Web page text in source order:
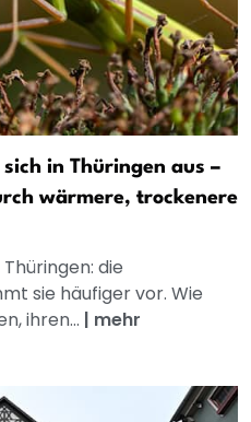
in Thüringen aus –
wärmere, trockenere
die
sie häufiger vor. Wie
ihren... | mehr